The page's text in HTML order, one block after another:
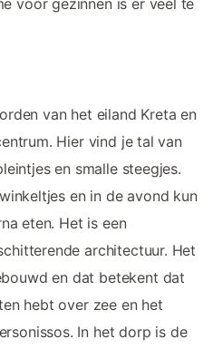
voor gezinnen is er veel te
van het eiland Kreta en
Hier vind je tal van
en smalle steegjes.
en in de avond kun
eten. Het is een
architectuur. Het
en dat betekent dat
hebt over zee en het
In het dorp is de